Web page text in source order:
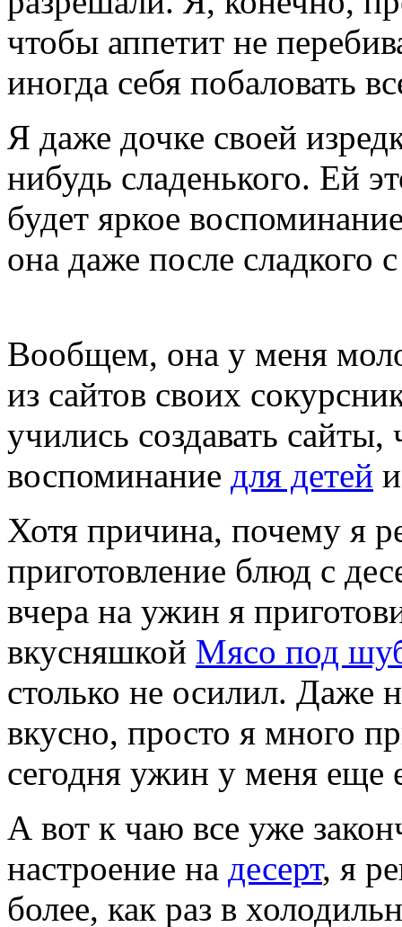
чтобы аппетит не
иногда себя побаловать
Я даже дочке своей
нибудь сладенького. Ей
будет яркое
она даже после сладкого
Вообщем, она у меня
из сайтов своих
учились создавать сайты,
воспоминание для детей
Хотя причина, почему я
приготовление блюд с
вчера на ужин я
вкусняшкой Мясо под
столько не осилил. Даже
вкусно, просто я много
сегодня ужин у меня еще
А вот к чаю все уже
настроение на десерт, я
более, как раз в